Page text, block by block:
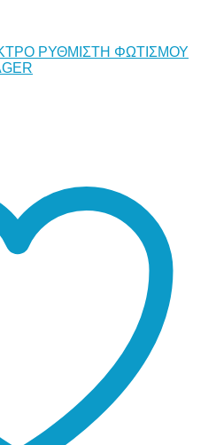
ΡΥΘΜΙΣΤΗ ΦΩΤΙΣΜΟΥ